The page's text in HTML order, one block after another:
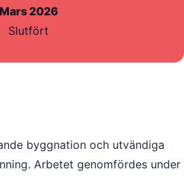
Mars 2026
Slutfört
byggnation och utvändiga
Arbetet genomfördes under